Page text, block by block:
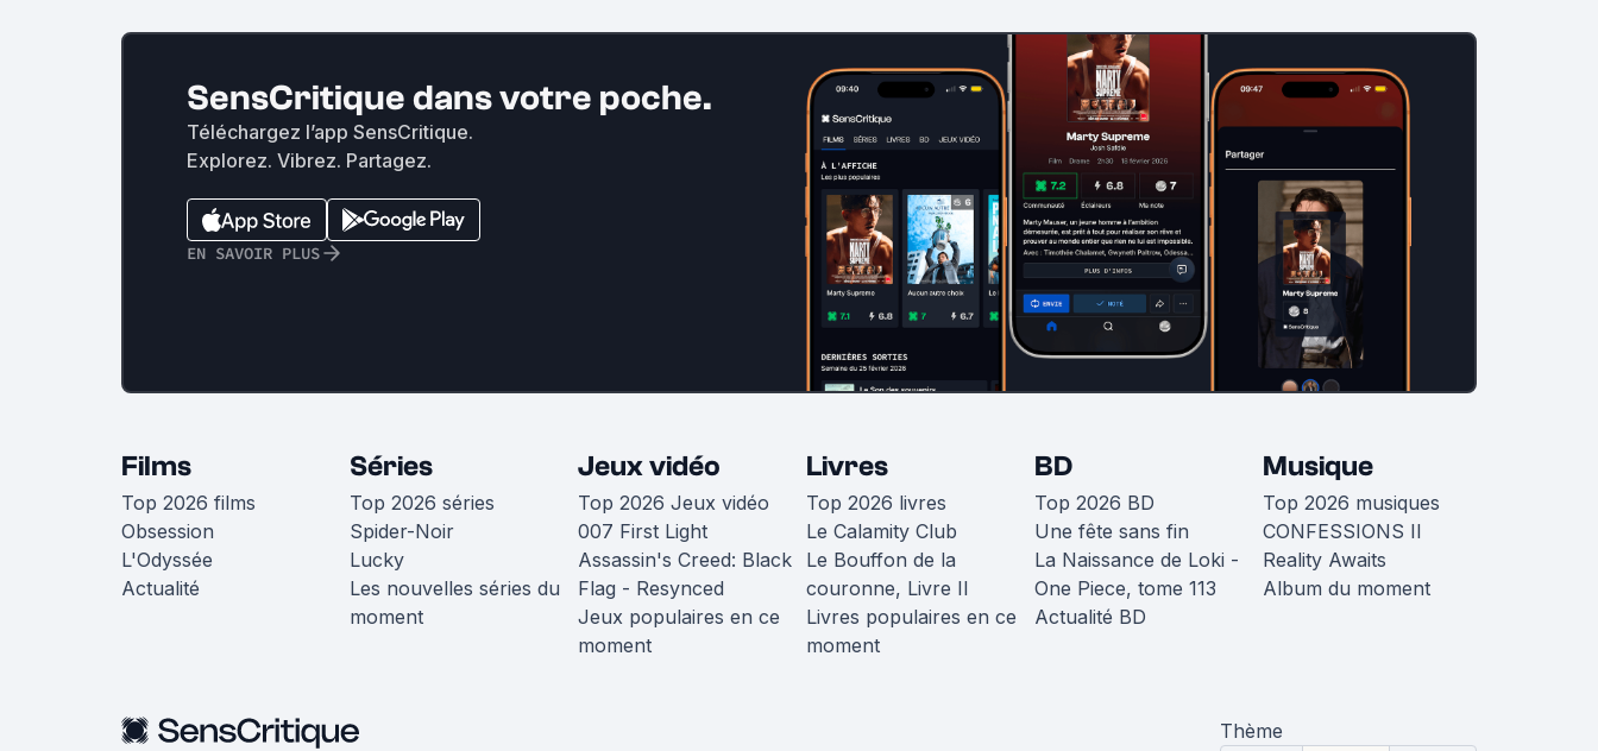
SensCritique dans votre poche.
Téléchargez l’app SensCritique.
Explorez. Vibrez. Partagez.
EN SAVOIR PLUS
Films
Top 2026 films
Obsession
L'Odyssée
Actualité
Séries
Top 2026 séries
Spider-Noir
Lucky
Les nouvelles séries du
moment
Jeux vidéo
Top 2026 Jeux vidéo
007 First Light
Assassin's Creed: Black
Flag - Resynced
Jeux populaires en ce
moment
Livres
Top 2026 livres
Le Calamity Club
Le Bouffon de la
couronne, Livre II
Livres populaires en ce
moment
BD
Top 2026 BD
Une fête sans fin
La Naissance de Loki -
One Piece, tome 113
Actualité BD
Musique
Top 2026 musiques
CONFESSIONS II
Reality Awaits
Album du moment
Thème